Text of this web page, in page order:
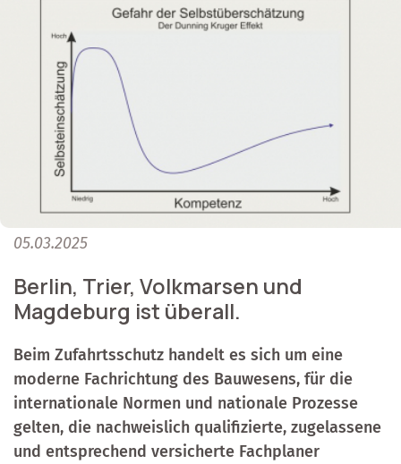
05.03.2025
Berlin, Trier, Volkmarsen und
Magdeburg ist überall.
Beim Zufahrtsschutz handelt es sich um eine
moderne Fachrichtung des Bauwesens, für die
internationale Normen und nationale Prozesse
gelten, die nachweislich qualifizierte, zugelassene
und entsprechend versicherte Fachplaner